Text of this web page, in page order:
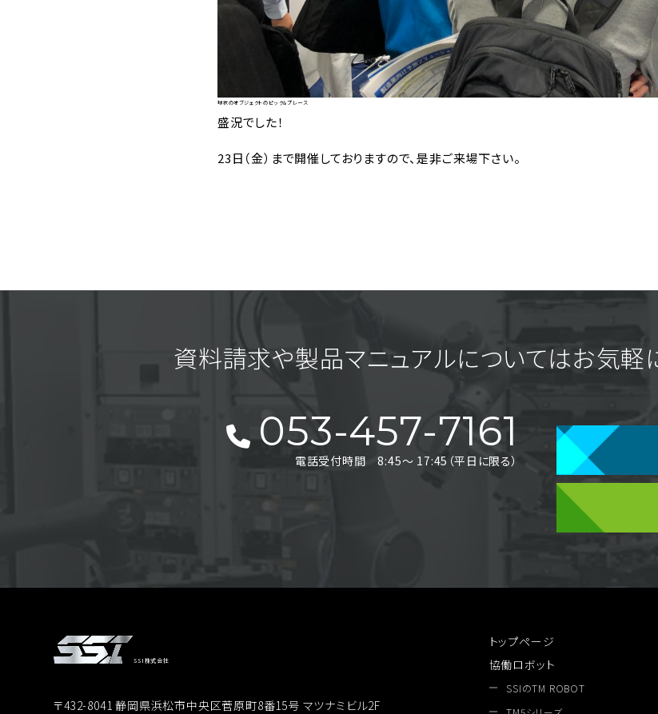
球状のオブジェクトのピック&プレース
盛況でした！
23日（金）まで開催しておりますので、是非ご来場下さい。
資料請求や製品マニュアルについてはお気軽
053-457-7161
電話受付時間 8:45〜 17:45（平日に限る）
SSI株式会社
〒432-8041 静岡県浜松市中央区菅原町8番15号 マツナミビル2F
トップページ
協働ロボット
SSIのTM ROBOT